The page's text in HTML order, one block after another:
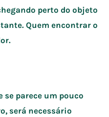
perto do objeto
Quem encontrar o
se parece um pouco
será necessário